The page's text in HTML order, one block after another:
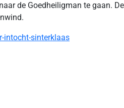
de Goedheiligman te gaan.
intocht-sinterklaas